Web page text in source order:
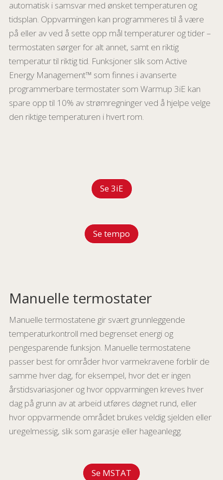
automatisk i samsvar med ønsket temperaturen og
tidsplan. Oppvarmingen kan programmeres til å være
på eller av ved å sette opp mål temperaturer og tider –
termostaten sørger for alt annet, samt en riktig
temperatur til riktig tid. Funksjoner slik som Active
Energy Management™ som finnes i avanserte
programmerbare termostater som Warmup 3iE kan
spare opp til 10% av strømregninger ved å hjelpe velge
den riktige temperaturen i hvert rom.
Se 3iE
Se tempo
Manuelle termostater
Manuelle termostatene gir svært grunnleggende
temperaturkontroll med begrenset energi og
pengesparende funksjon. Manuelle termostatene
passer best for områder hvor varmekravene forblir de
samme hver dag, for eksempel, hvor det er ingen
årstidsvariasjoner og hvor oppvarmingen kreves hver
dag på grunn av at arbeid utføres døgnet rund, eller
hvor oppvarmende området brukes veldig sjelden eller
uregelmessig, slik som garasje eller hageanlegg.
Se MSTAT